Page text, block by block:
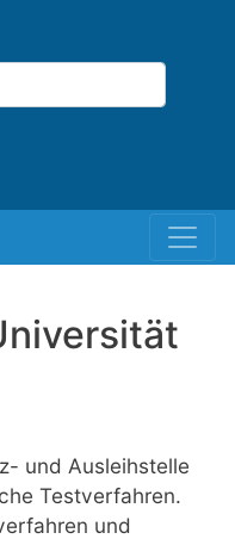
und Ausleihstelle
Testverfahren.
und